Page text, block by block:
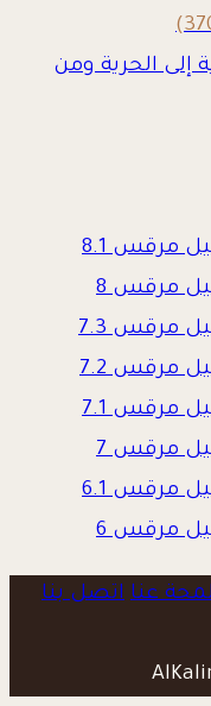
إلى الحرية ومن
مرقس 8.1
مرقس 8
مرقس 7.3
مرقس 7.2
مرقس 7.1
مرقس 7
مرقس 6.1
مرقس 6
عنا اتصل بنا